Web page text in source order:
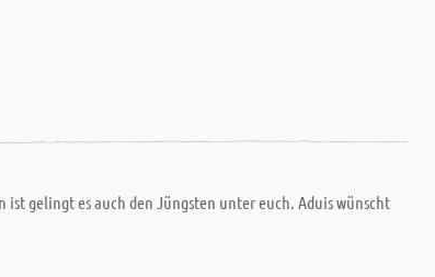
gelingt es auch den Jüngsten unter euch. Aduis wünscht